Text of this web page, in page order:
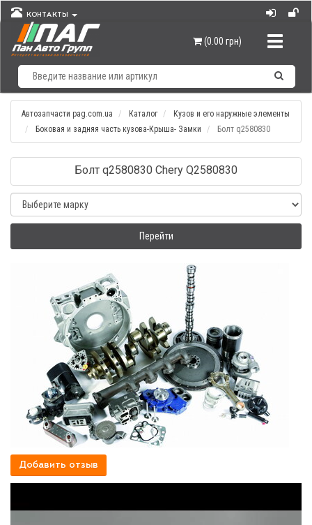
КОНТАКТЫ
(0.00 грн)
Автозапчасти pag.com.ua Каталог
Кузов и его наружные элементы
Боковая и задняя часть кузова-Крыша- Замки
Болт q2580830
Болт q2580830 Chery Q2580830
Перейти
Добавить отзыв